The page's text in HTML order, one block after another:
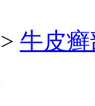
> 牛皮